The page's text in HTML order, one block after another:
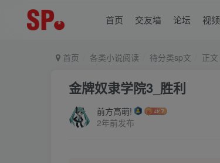
首页 交友墙 论坛 视频
首页 各类小说阅读 待分类sp文 正文
金牌奴隶学院3_胜利
前方高萌!
2年前发布